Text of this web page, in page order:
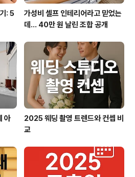
: 5
가성비 셀프 인테리어라고 믿었는
데… 40만 원 날린 조합 공개
아
2025 웨딩 촬영 트렌드와 컨셉 비
교